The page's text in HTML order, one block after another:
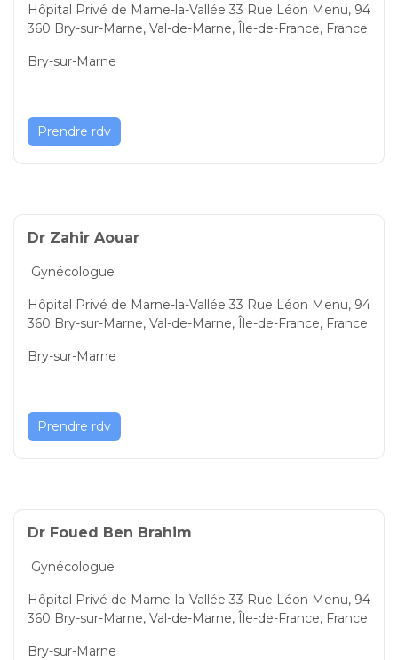
Hôpital Privé de Marne-la-Vallée 33 Rue Léon Menu, 94
360 Bry-sur-Marne, Val-de-Marne, Île-de-France, France
Bry-sur-Marne
Prendre rdv
Dr Zahir Aouar
Gynécologue
Hôpital Privé de Marne-la-Vallée 33 Rue Léon Menu, 94
360 Bry-sur-Marne, Val-de-Marne, Île-de-France, France
Bry-sur-Marne
Prendre rdv
Dr Foued Ben Brahim
Gynécologue
Hôpital Privé de Marne-la-Vallée 33 Rue Léon Menu, 94
360 Bry-sur-Marne, Val-de-Marne, Île-de-France, France
Bry-sur-Marne